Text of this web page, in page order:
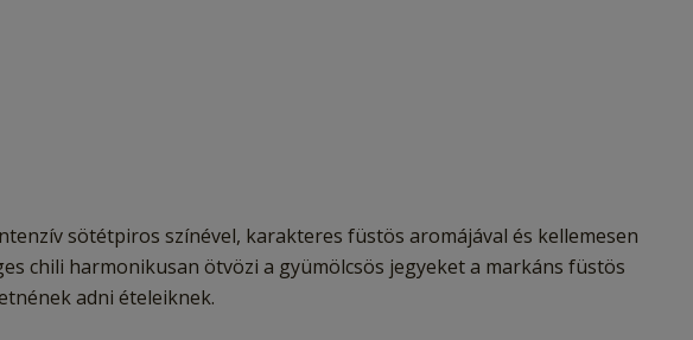
sötétpiros színével, karakteres füstös aromájával és kellemesen
chili harmonikusan ötvözi a gyümölcsös jegyeket a markáns füstös
adni ételeiknek.